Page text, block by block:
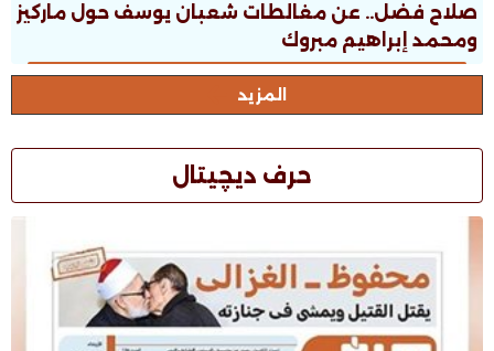
صلاح فضل.. عن مغالطات شعبان يوسف حول ماركيز
ومحمد إبراهيم مبروك
المزيد
حرف ديچيتال